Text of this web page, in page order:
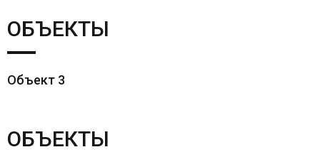
ОБЪЕКТЫ
Объект 3
ОБЪЕКТЫ